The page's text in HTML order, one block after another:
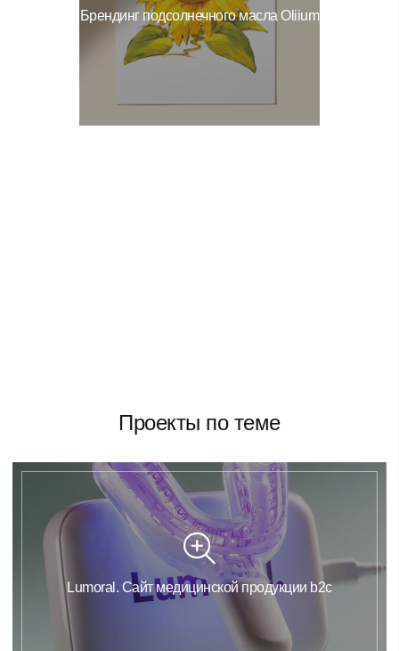
Брендинг подсолнечного масла Oliium
Проекты по теме
Lumoral. Сайт медицинской продукции b2c